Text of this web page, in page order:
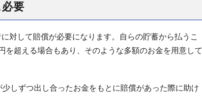
要
対して賠償が必要になります。自らの貯蓄から払うこ
を超える場合もあり、そのような多額のお金を用意して
しずつ出し合ったお金をもとに賠償があった際に助け